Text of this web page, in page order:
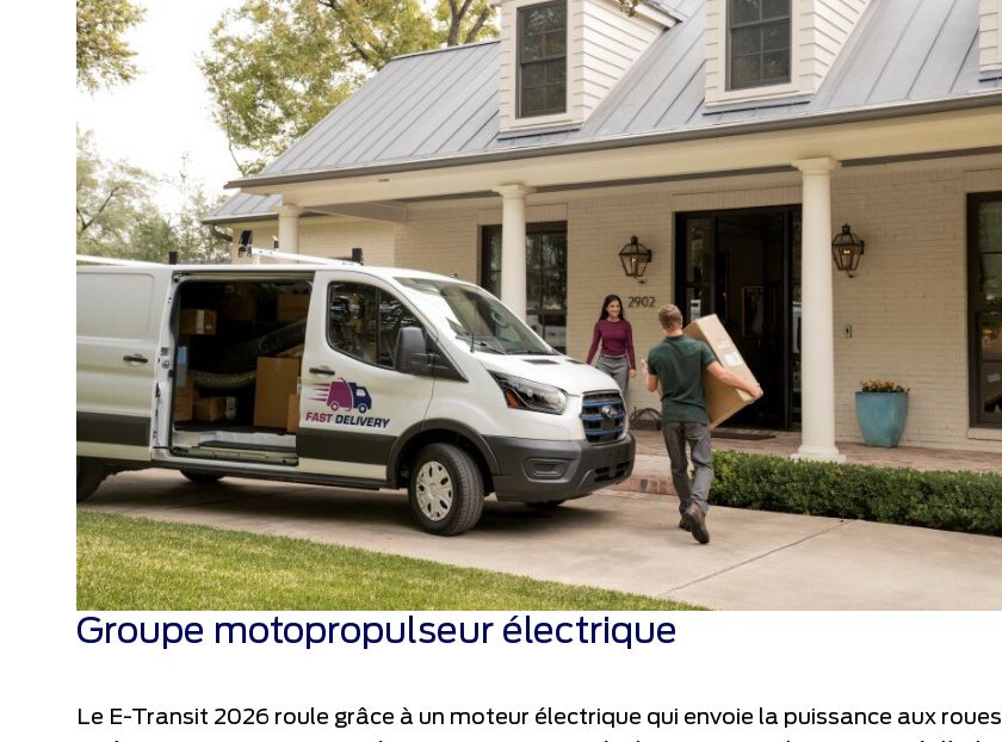
Groupe motopropulseur électrique
Le E-Transit 2026 roule grâce à un moteur électrique qui envoie la puissance aux roues